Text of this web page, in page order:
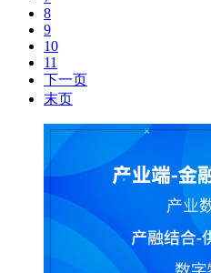
8
9
10
11
下一页
末页